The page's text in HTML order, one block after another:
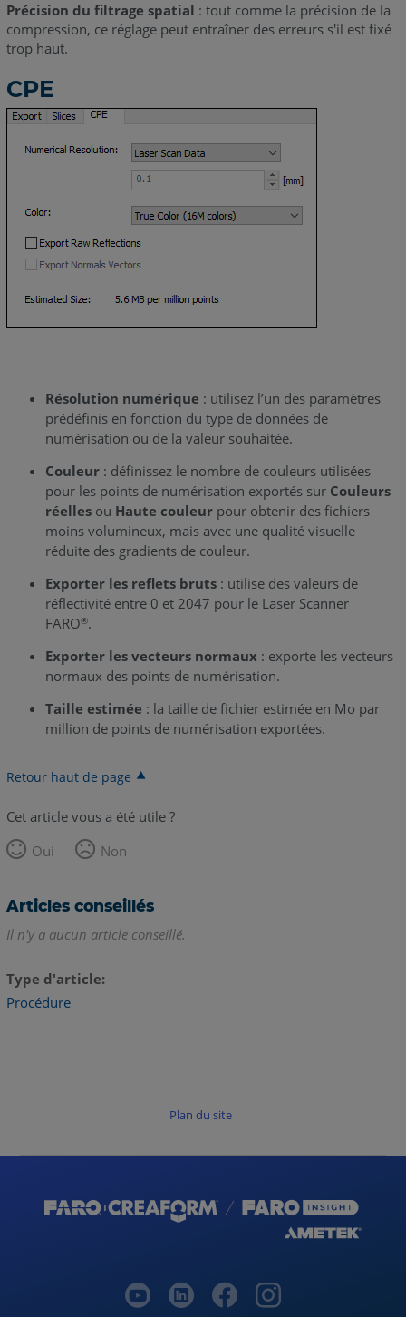
Précision du filtrage spatial : tout comme la précision de la
compression, ce réglage peut entraîner des erreurs s'il est fixé
trop haut.
CPE
Résolution numérique : utilisez l’un des paramètres
prédéfinis en fonction du type de données de
numérisation ou de la valeur souhaitée.
Couleur: définissez le nombre de couleurs utilisées
pour les points de numérisation exportés sur Couleurs
réellesou Haute couleurpour obtenir des fichiers
moins volumineux, mais avec une qualité visuelle
réduite des gradients de couleur.
Exporter les reflets bruts: utilise des valeurs de
réflectivité entre 0 et 2047 pour le Laser Scanner
FARO®.
Exporter les vecteurs normaux : exporte les vecteurs
normaux des points de numérisation.
Taille estimée : la taille de fichier estimée en Mo par
million de points de numérisation exportées.
Retour haut de page
Cet article vous a été utile ?
Oui
Non
Articles conseillés
Il n'y a aucun article conseillé.
Type d'article
Procédure
Plan du site